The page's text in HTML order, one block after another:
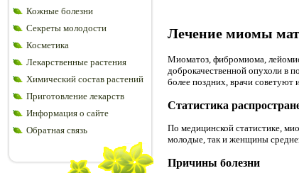
Кожные болезни
Секреты молодости
Косметика
Лекарственные растения
Химический состав растений
Приготовление лекарств
Информация о сайте
Обратная связь
Лечение миомы
Миоматоз, фибромиома,
доброкачественной опухоли в
более поздних, врачи советуют
Статистика
По медицинской статистике,
молодые, так и женщины
Причины болезни